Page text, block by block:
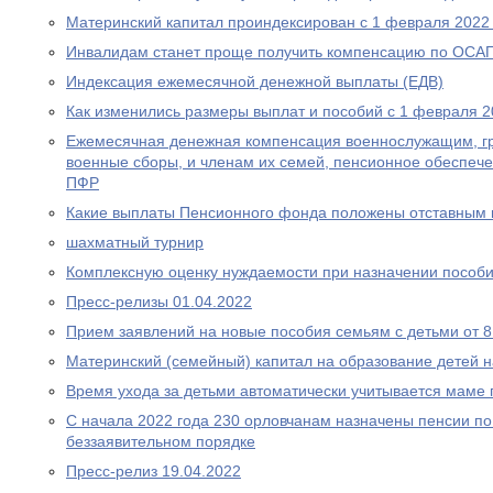
Материнский капитал проиндексирован с 1 февраля 2022
Инвалидам станет проще получить компенсацию по
Индексация ежемесячной денежной выплаты (ЕДВ)
Как изменились размеры выплат и пособий с 1 февраля
Ежемесячная денежная компенсация военнослужащим,
военные сборы, и членам их семей, пенсионное
ПФР
Какие выплаты Пенсионного фонда положены
шахматный турнир
Комплексную оценку нуждаемости при назначении
Пресс-релизы 01.04.2022
Прием заявлений на новые пособия семьям с детьми от
Материнский (семейный) капитал на образование детей
Время ухода за детьми автоматически учитывается
С начала 2022 года 230 орловчанам назначены пенсии
беззаявительном порядке
Пресс-релиз 19.04.2022